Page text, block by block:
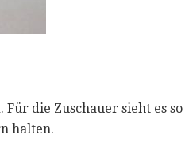
die Zuschauer sieht es
halten.